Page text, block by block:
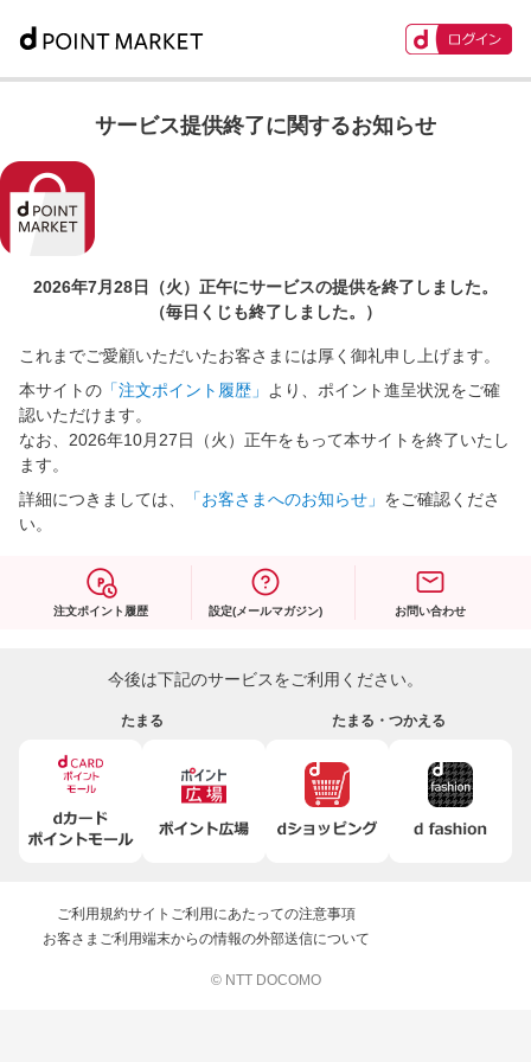
サービス提供終了に関するお知らせ
2026年7月28日（火）正午にサービスの提供を終了しました。
（毎日くじも終了しました。）
これまでご愛顧いただいたお客さまには厚く御礼申し上げます。
本サイトの 「注文ポイント履歴」
より、ポイント進呈状況をご確
認いただけます。
なお、2026年10月27日（火）正午をもって本サイトを終了いたし
ます。
詳細につきましては、
「お客さまへのお知らせ」 をご確認くださ
い。
注文ポイント履歴 設定(メールマガジン) お問い合わせ
今後は下記のサービスをご利用ください。
たまる たまる・つかえる
ご利用規約サイトご利用にあたっての注意事項
お客さまご利用端末からの情報の外部送信について
© NTT DOCOMO